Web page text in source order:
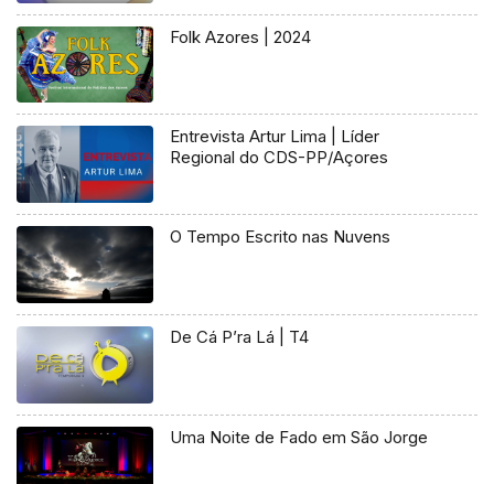
Folk Azores | 2024
Entrevista Artur Lima | Líder
Regional do CDS-PP/Açores
O Tempo Escrito nas Nuvens
De Cá P’ra Lá | T4
Uma Noite de Fado em São Jorge